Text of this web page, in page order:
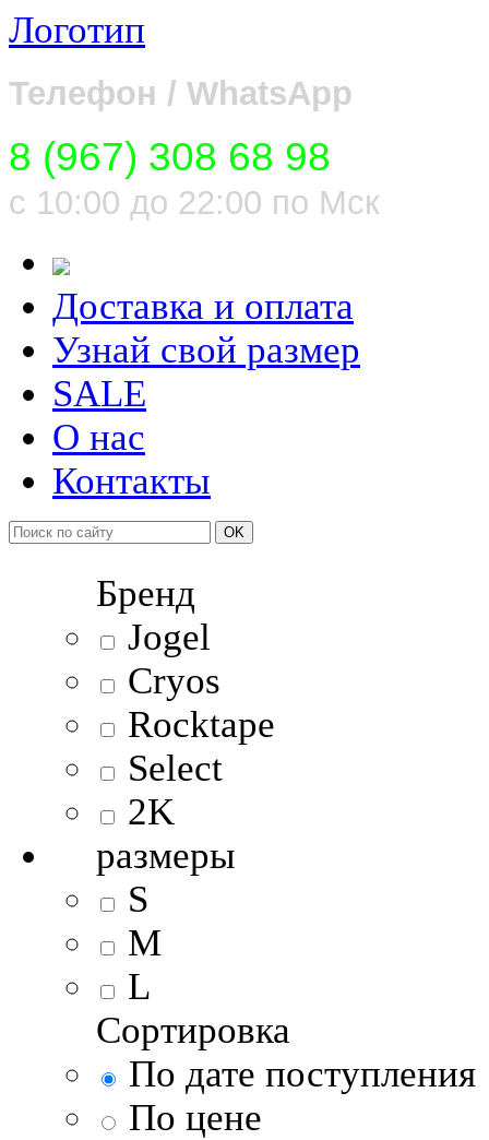
Логотип
Телефон / WhatsApp
8 (967) 308 68 98
с 10:00 до 22:00 по Мск
Доставка и оплата
Узнай свой размер
SALE
О нас
Контакты
OK
Бренд
Jogel
Cryos
Rocktape
Select
2K
размеры
S
M
L
Сортировка
По дате поступления
По цене